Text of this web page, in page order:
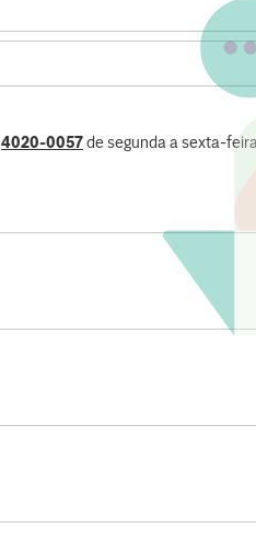
4020-0057de segunda a sexta-